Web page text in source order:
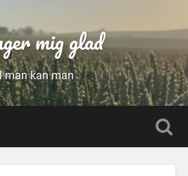
mig glad
man kan man